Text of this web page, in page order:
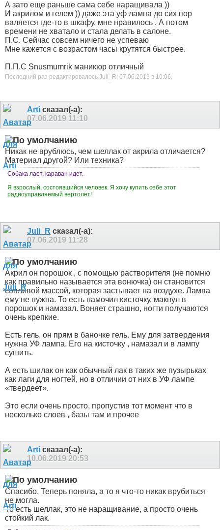
А зато еще раньше сама себе наращивала ))
И акрилом и гелем )) даже эта уф лампа до сих пор
валяется где-то в шкафу, мне нравилось . А потом
времени не хватало и стала делать в салоне.
П.С. Сейчас совсем ничего не успеваю
Мне кажется с возрастом часы крутятся быстрее.
П.П.С Snusmumrik маникюр отличный
Последний раз редактировалось Juli_R; 07.06.2019 в 10:06
Arti сказал(-а):
07.06.2019 11:10
Никак не врублюсь, чем шеллак от акрила отличается?
Материал другой? Или техника?
Собака лает, караван идет.
Я взрослый, состоявшийся человек. Я хочу купить себе этот
радиоуправляемый вертолет!
Juli_R сказал(-а):
07.06.2019 11:28
Акрил он порошок , с помощью растворителя (не помню
как правильно называется эта вонючка) он становится
сопливой массой, которая застывает на воздухе. Лампа
ему не нужна. То есть намочил кисточку, макнул в
порошок и намазал. Воняет страшно, ногти получаются
очень крепкие.
Есть гель, он прям в баночке гель. Ему для затвердения
нужна УФ лампа. Его на кисточку , намазал и в лампу
сушить.
А есть шилак он как обычный лак в таких же пузырьках
как лаги для ногтей, но в отличии от них в УФ лампе
«твердеет».
Это если очень просто, пропустив тот момент что в
несколько слоев , базы там и прочее
Arti сказал(-а):
10.06.2019 20:53
Спасибо. Теперь поняла, а то я что-то никак врубиться
не могла.
То есть шеллак, это не наращивание, а просто очень
стойкий лак.